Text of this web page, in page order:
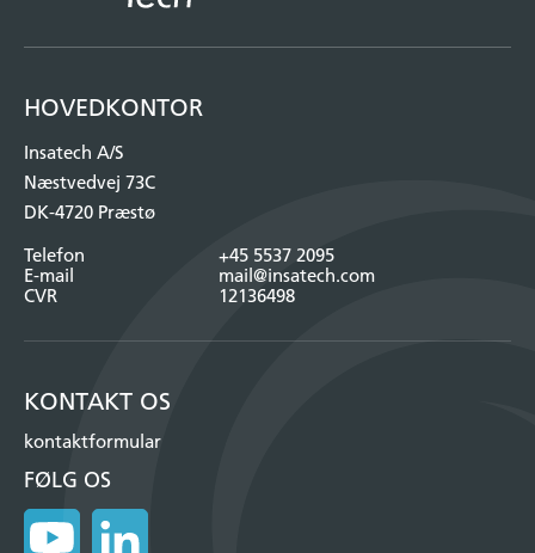
HOVEDKONTOR
Insatech A/S
Næstvedvej 73C
DK-4720 Præstø
Telefon
+45 5537 2095
E-mail
mail@insatech.com
CVR
12136498
KONTAKT OS
kontaktformular
FØLG OS